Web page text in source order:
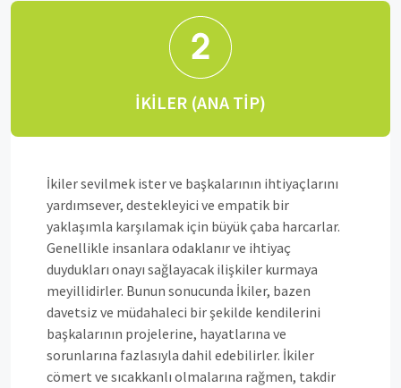
İKILER (ANA TIP)
İkiler sevilmek ister ve başkalarının ihtiyaçlarını
yardımsever, destekleyici ve empatik bir
yaklaşımla karşılamak için büyük çaba harcarlar.
Genellikle insanlara odaklanır ve ihtiyaç
duydukları onayı sağlayacak ilişkiler kurmaya
meyillidirler. Bunun sonucunda İkiler, bazen
davetsiz ve müdahaleci bir şekilde kendilerini
başkalarının projelerine, hayatlarına ve
sorunlarına fazlasıyla dahil edebilirler. İkiler
cömert ve sıcakkanlı olmalarına rağmen, takdir